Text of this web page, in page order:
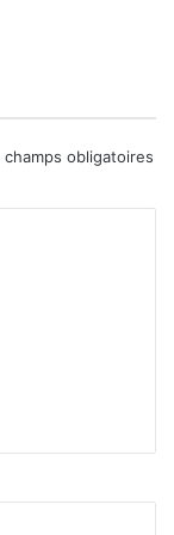
champs obligatoires